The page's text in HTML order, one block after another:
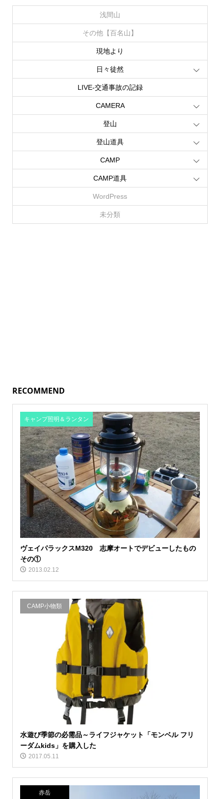
浅間山
その他【百名山】
現地より
日々徒然
LIVE‐交通事故の記録
CAMERA
登山
登山道具
CAMP
CAMP道具
WordPress
未分類
RECOMMEND
キャンプ照明＆ランタン
ヴェイパラックスM320 志摩オートでデビューしたもの
その①
2013.02.12
CAMP小物類
水遊び季節の必需品～ライフジャケット「モンベル フリ
ーダムkids」を購入した
2017.05.11
赤岳